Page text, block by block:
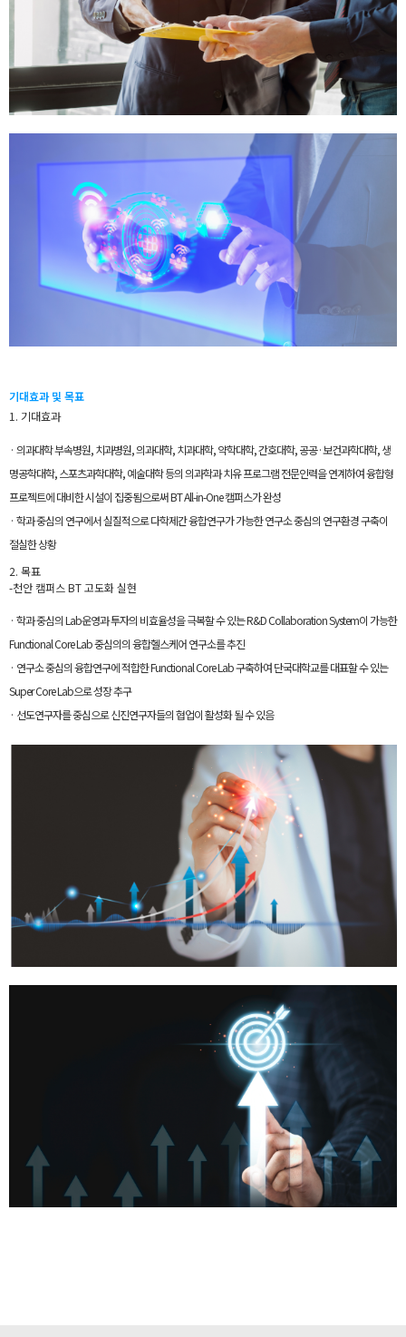
기대효과 및 목표
1. 기대효과
· 의과대학 부속병원, 치과병원, 의과대학, 치과대학, 약학대학, 간호대학, 공공·보건과학대학, 생
명공학대학, 스포츠과학대학, 예술대학 등의 의과학과 치유 프로그램 전문인력을 연계하여 융합형
프로젝트에 대비한 시설이 집중됨으로써 BT All-in-One 캠퍼스가 완성
· 학과 중심의 연구에서 실질적으로 다학제간 융합연구가 가능한 연구소 중심의 연구환경 구축이
절실한 상황
2. 목표
-천안 캠퍼스 BT 고도화 실현
· 학과 중심의 Lab운영과 투자의 비효율성을 극복할 수 있는 R&D Collaboration System이 가능한
Functional Core Lab 중심의의 융합헬스케어 연구소를 추진
· 연구소 중심의 융합연구에 적합한 Functional Core Lab 구축하여 단국대학교를 대표할 수 있는
Super Core Lab으로 성장 추구
· 선도연구자를 중심으로 신진연구자들의 협업이 활성화 될 수 있음